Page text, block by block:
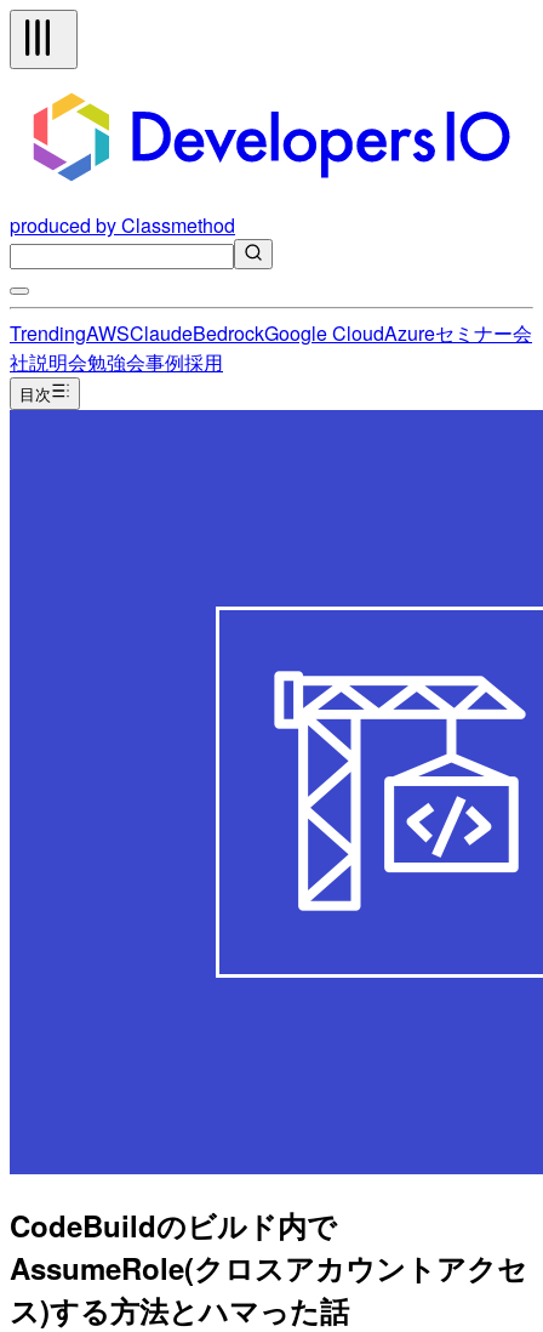
produced by Classmethod
TrendingAWSClaudeBedrockGoogle CloudAzureセミナー会
社説明会勉強会事例採用
目次
CodeBuildのビルド内で
AssumeRole(クロスアカウントアクセ
ス)する方法とハマった話